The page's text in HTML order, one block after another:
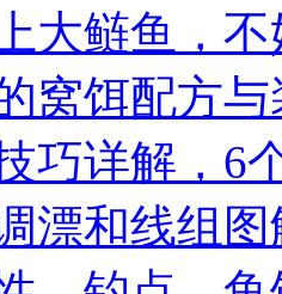
大鲢鱼，
窝饵配方
巧详解，6
漂和线组